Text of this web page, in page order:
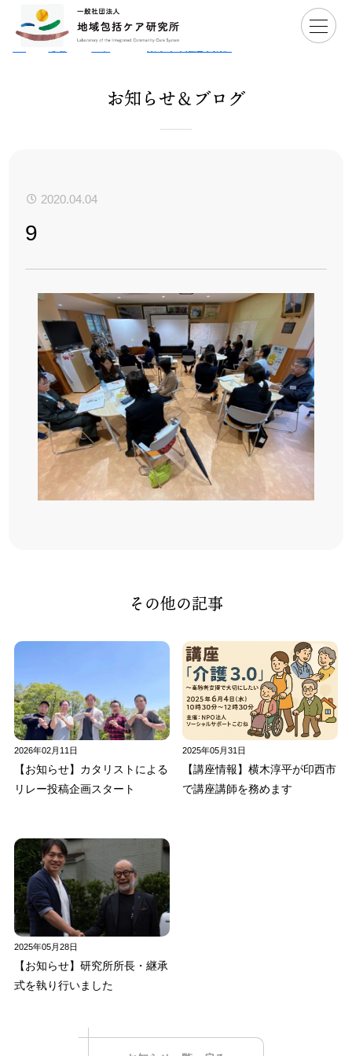
Ho
>
お知
>
活動レポ
>
【訪問レポート】福島県西会津町「健 > 9
お知らせ＆ブログ
2020.04.04
9
その他の記事
2026年02月11日
【お知らせ】カタリストによる
リレー投稿企画スタート
2025年05月31日
【講座情報】横木淳平が印西市
で講座講師を務めます
2025年05月28日
【お知らせ】研究所所長・継承
式を執り行いました